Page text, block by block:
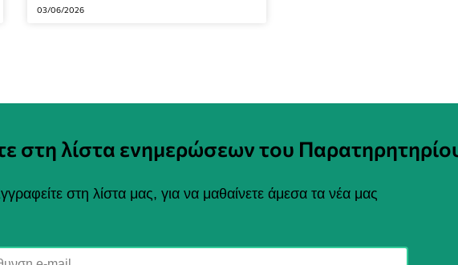
03/06/2026
στη λίστα ενημερώσεων του
στη λίστα μας, για να μαθαίνετε άμεσα τα νέα μας